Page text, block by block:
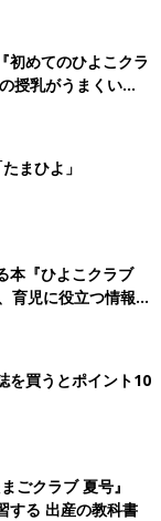
初めてのひよこクラ
授乳がうまくい
のトラブル 解決テ
まひよ」
本『ひよこクラブ
児に役立つ情報が
を買うとポイント10
ごクラブ 夏号』
する 出産の教科書